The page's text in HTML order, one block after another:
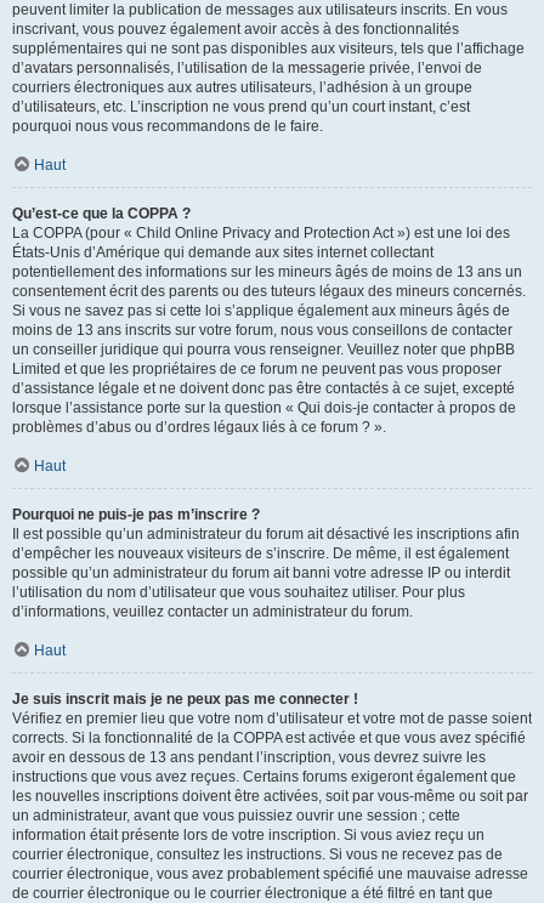
peuvent limiter la publication de messages aux utilisateurs inscrits. En vous
inscrivant, vous pouvez également avoir accès à des fonctionnalités
supplémentaires qui ne sont pas disponibles aux visiteurs, tels que l’affichage
d’avatars personnalisés, l’utilisation de la messagerie privée, l’envoi de
courriers électroniques aux autres utilisateurs, l’adhésion à un groupe
d’utilisateurs, etc. L’inscription ne vous prend qu’un court instant, c’est
pourquoi nous vous recommandons de le faire.
Haut
Qu’est-ce que la COPPA ?
La COPPA (pour « Child Online Privacy and Protection Act ») est une loi des
États-Unis d’Amérique qui demande aux sites internet collectant
potentiellement des informations sur les mineurs âgés de moins de 13 ans un
consentement écrit des parents ou des tuteurs légaux des mineurs concernés.
Si vous ne savez pas si cette loi s’applique également aux mineurs âgés de
moins de 13 ans inscrits sur votre forum, nous vous conseillons de contacter
un conseiller juridique qui pourra vous renseigner. Veuillez noter que phpBB
Limited et que les propriétaires de ce forum ne peuvent pas vous proposer
d’assistance légale et ne doivent donc pas être contactés à ce sujet, excepté
lorsque l’assistance porte sur la question « Qui dois-je contacter à propos de
problèmes d’abus ou d’ordres légaux liés à ce forum ? ».
Haut
Pourquoi ne puis-je pas m’inscrire ?
Il est possible qu’un administrateur du forum ait désactivé les inscriptions afin
d’empêcher les nouveaux visiteurs de s’inscrire. De même, il est également
possible qu’un administrateur du forum ait banni votre adresse IP ou interdit
l’utilisation du nom d’utilisateur que vous souhaitez utiliser. Pour plus
d’informations, veuillez contacter un administrateur du forum.
Haut
Je suis inscrit mais je ne peux pas me connecter !
Vérifiez en premier lieu que votre nom d’utilisateur et votre mot de passe soient
corrects. Si la fonctionnalité de la COPPA est activée et que vous avez spécifié
avoir en dessous de 13 ans pendant l’inscription, vous devrez suivre les
instructions que vous avez reçues. Certains forums exigeront également que
les nouvelles inscriptions doivent être activées, soit par vous-même ou soit par
un administrateur, avant que vous puissiez ouvrir une session ; cette
information était présente lors de votre inscription. Si vous aviez reçu un
courrier électronique, consultez les instructions. Si vous ne recevez pas de
courrier électronique, vous avez probablement spécifié une mauvaise adresse
de courrier électronique ou le courrier électronique a été filtré en tant que